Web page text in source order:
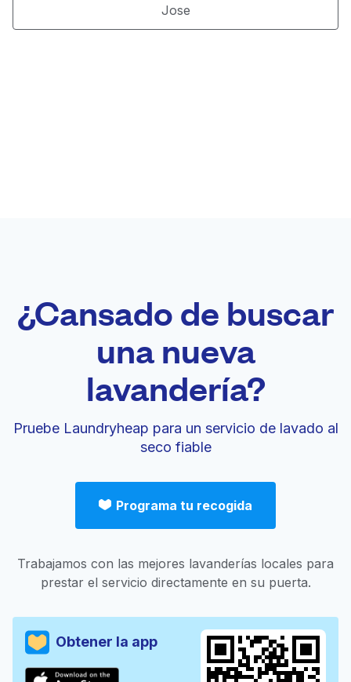
Jose
¿Cansado de buscar
una nueva
lavandería?
Pruebe Laundryheap para un servicio de lavado al
seco fiable
Programa tu recogida
Trabajamos con las mejores lavanderías locales para
prestar el servicio directamente en su puerta.
Obtener la app